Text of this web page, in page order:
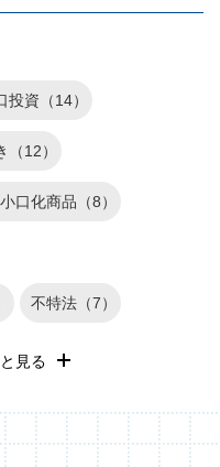
投資（14）
12）
口化商品（8）
不特法（7）
産相続（5）
式投資（1）
見る